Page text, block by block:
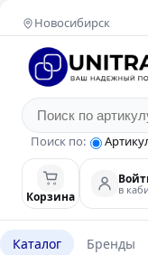
Новосибирск
Поиск по:
Корзина в
Каталог Бренды